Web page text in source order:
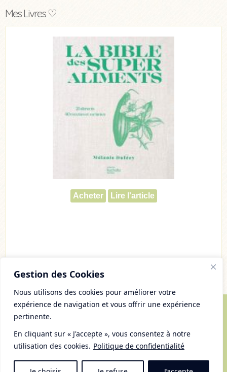
Gestion des Cookies
Nous utilisons des cookies pour améliorer votre
expérience de navigation et vous offrir une expérience
pertinente.
En cliquant sur « J'accepte », vous consentez à notre
utilisation des cookies. Politique de confidentialité
Mes Livres ♡
Acheter Lire l'article
Tous droits réservés
Mentions Légales et gestion des cookies
Plan du Site
RSS